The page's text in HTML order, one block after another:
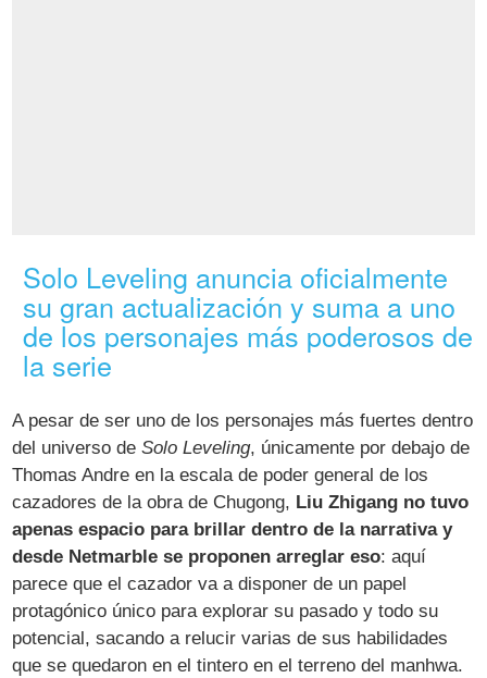
Solo Leveling anuncia oficialmente
su gran actualización y suma a uno
de los personajes más poderosos de
la serie
A pesar de ser uno de los personajes más fuertes dentro
del universo deSolo Leveling, únicamente por debajo de
Thomas Andre en la escala de poder general de los
cazadores de la obra de Chugong, Liu Zhigang no tuvo
apenas espacio para brillar dentro de la narrativa y
desde Netmarble se proponen arreglar eso: aquí
parece que el cazador va a disponer de un papel
protagónico único para explorar su pasado y todo su
potencial, sacando a relucir varias de sus habilidades
que se quedaron en el tintero en el terreno del manhwa.